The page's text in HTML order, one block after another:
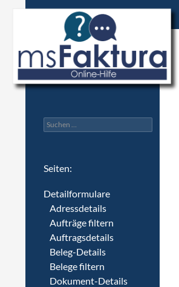
msFaktura Hilfe für Version 2
Suchen
nach:
Seiten:
Detailformulare
Adressdetails
Aufträge filtern
Auftragsdetails
Beleg-Details
Belege filtern
Dokument-Details